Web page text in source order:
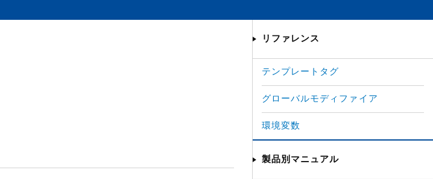
リファレンス
テンプレートタグ
グローバルモディファイア
環境変数
製品別マニュアル